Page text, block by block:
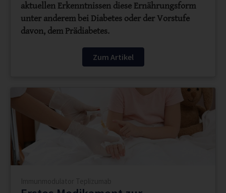
aktuellen Erkenntnissen diese Ernährungsform
unter anderem bei Diabetes oder der Vorstufe
davon, dem Prädiabetes.
Zum Artikel